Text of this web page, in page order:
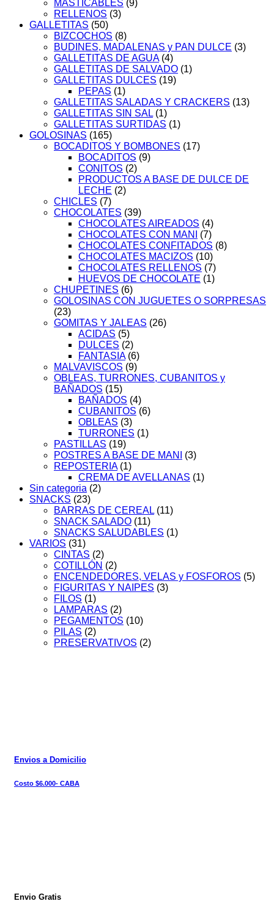
MASTICABLES (9)
RELLENOS (3)
GALLETITAS (50)
BIZCOCHOS (8)
BUDINES, MADALENAS y PAN DULCE (3)
GALLETITAS DE AGUA (4)
GALLETITAS DE SALVADO (1)
GALLETITAS DULCES (19)
PEPAS (1)
GALLETITAS SALADAS Y CRACKERS (13)
GALLETITAS SIN SAL (1)
GALLETITAS SURTIDAS (1)
GOLOSINAS (165)
BOCADITOS Y BOMBONES (17)
BOCADITOS (9)
CONITOS (2)
PRODUCTOS A BASE DE DULCE DE
LECHE (2)
CHICLES (7)
CHOCOLATES (39)
CHOCOLATES AIREADOS (4)
CHOCOLATES CON MANI
(7)
CHOCOLATES CONFITADOS (8)
CHOCOLATES MACIZOS (10)
CHOCOLATES RELLENOS (7)
HUEVOS DE CHOCOLATE (1)
CHUPETINES (6)
GOLOSINAS CON JUGUETES O SORPRESAS
(23)
GOMITAS Y JALEAS (26)
ACIDAS (5)
DULCES (2)
FANTASIA (6)
MALVAVISCOS (9)
OBLEAS, TURRONES, CUBANITOS y
BAÑADOS (15)
BAÑADOS (4)
CUBANITOS (6)
OBLEAS (3)
TURRONES (1)
PASTILLAS (19)
POSTRES A BASE DE MANI
(3)
REPOSTERIA (1)
CREMA DE AVELLANAS (1)
Sin categoria (2)
SNACKS (23)
BARRAS DE CEREAL (11)
SNACK SALADO (11)
SNACKS SALUDABLES (1)
VARIOS (31)
CINTAS (2)
COTILLÓN (2)
ENCENDEDORES, VELAS y FOSFOROS (5)
FIGURITAS Y NAIPES (3)
FILOS (1)
LAMPARAS (2)
PEGAMENTOS (10)
PILAS (2)
PRESERVATIVOS (2)
Envios a Domicilio
Costo $6.000- CABA
Envio Gratis